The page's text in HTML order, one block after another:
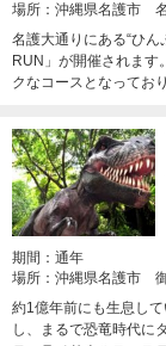
場所： 沖縄県名護市
名護大通りにある“ひ
RUN」が開催されます
クなコースとなってお
期間： 通年
場所： 沖縄県名護市
約1億年前にも生息し
し、まるで恐竜時代に